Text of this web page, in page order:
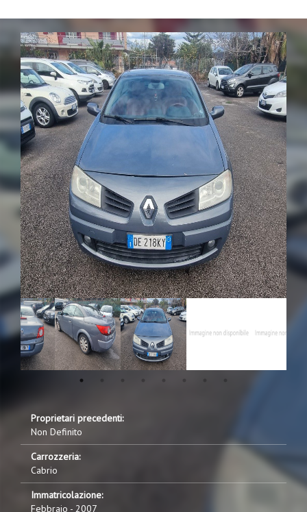
Proprietari precedenti:
Non Definito
Carrozzeria:
Cabrio
Immatricolazione:
Febbraio - 2007